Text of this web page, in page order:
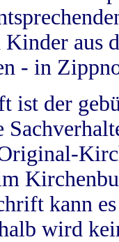
aus
- in
ist der
kann
wird